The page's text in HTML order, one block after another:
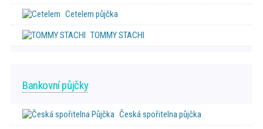
Cetelem půjčka
TOMMY STACHI
Bankovní půjčky
Česká spořitelna půjčka